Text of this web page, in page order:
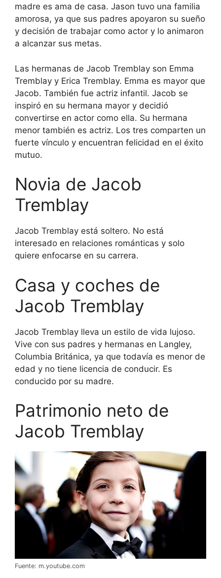
madre es ama de casa. Jason tuvo una familia
amorosa, ya que sus padres apoyaron su sueño
y decisión de trabajar como actor y lo animaron
a alcanzar sus metas.
Las hermanas de Jacob Tremblay son Emma
Tremblay y Erica Tremblay. Emma es mayor que
Jacob. También fue actriz infantil. Jacob se
inspiró en su hermana mayor y decidió
convertirse en actor como ella. Su hermana
menor también es actriz. Los tres comparten un
fuerte vínculo y encuentran felicidad en el éxito
mutuo.
Novia de Jacob
Tremblay
Jacob Tremblay está soltero. No está
interesado en relaciones románticas y solo
quiere enfocarse en su carrera.
Casa y coches de
Jacob Tremblay
Jacob Tremblay lleva un estilo de vida lujoso.
Vive con sus padres y hermanas en Langley,
Columbia Británica, ya que todavía es menor de
edad y no tiene licencia de conducir. Es
conducido por su madre.
Patrimonio neto de
Jacob Tremblay
Fuente: m.youtube.com